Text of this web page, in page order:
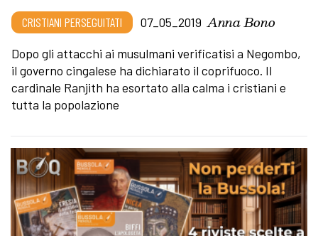
CRISTIANI PERSEGUITATI 07_05_2019 Anna Bono
Dopo gli attacchi ai musulmani verificatisi a Negombo,
il governo cingalese ha dichiarato il coprifuoco. Il
cardinale Ranjith ha esortato alla calma i cristiani e
tutta la popolazione